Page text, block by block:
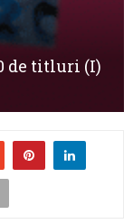
de titluri (I)